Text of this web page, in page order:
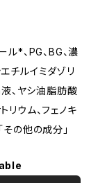
*、PG、BG、濃
チルイミダゾリ
、ヤシ油脂肪酸
リウム、フェノキ
の他の成分」